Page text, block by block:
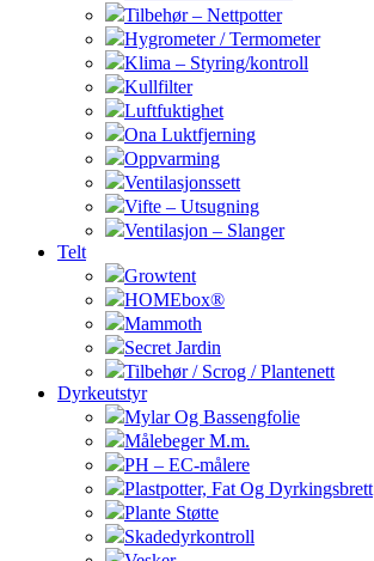
Tilbehør – Nettpotter
Hygrometer / Termometer
Klima – Styring/kontroll
Kullfilter
Luftfuktighet
Ona Luktfjerning
Oppvarming
Ventilasjonssett
Vifte – Utsugning
Ventilasjon – Slanger
Telt
Growtent
HOMEbox®
Mammoth
Secret Jardin
Tilbehør / Scrog / Plantenett
Dyrkeutstyr
Mylar Og Bassengfolie
Målebeger M.m.
PH – EC-målere
Plastpotter, Fat Og Dyrkingsbrett
Plante Støtte
Skadedyrkontroll